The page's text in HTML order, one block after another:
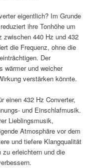
eigentlich? Im Grunde
ihre Tonhöhe um
zwischen 440 Hz und 432
die Frequenz, ohne die
Der
wärmer und weicher
verstärken könnte.
einen 432 Hz Converter,
und Einschlafmusik.
Lieblingsmusik,
Atmosphäre vor dem
und tiefere Klangqualität
erleichtern und die